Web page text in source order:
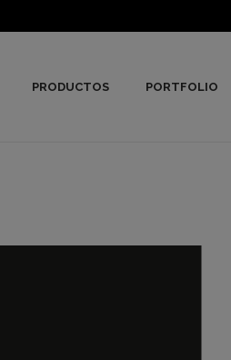
PRODUCTOS PORTFOLIO